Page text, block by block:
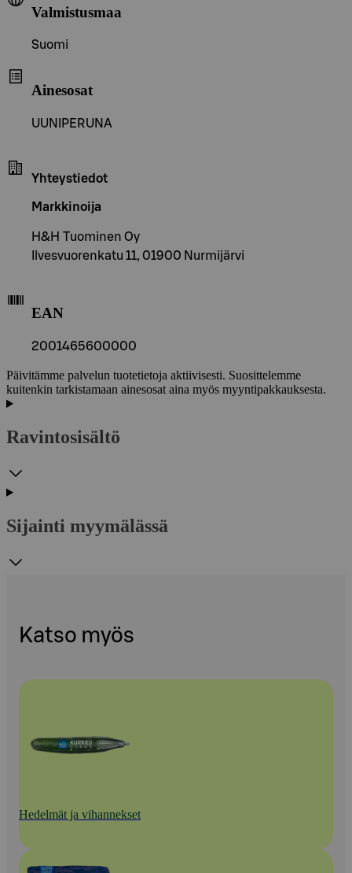
Valmistusmaa
Suomi
Ainesosat
UUNIPERUNA
Yhteystiedot
Markkinoija
H&H Tuominen Oy
Ilvesvuorenkatu 11, 01900 Nurmijärvi
EAN
2001465600000
Päivitämme palvelun tuotetietoja aktiivisesti. Suosittelemme
kuitenkin tarkistamaan ainesosat aina myös myyntipakkauksesta.
Ravintosisältö
Sijainti myymälässä
Katso myös
Hedelmät ja vihannekset